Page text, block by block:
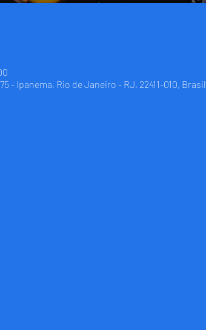
- Ipanema, Rio de Janeiro - RJ, 22411-010, Brasil